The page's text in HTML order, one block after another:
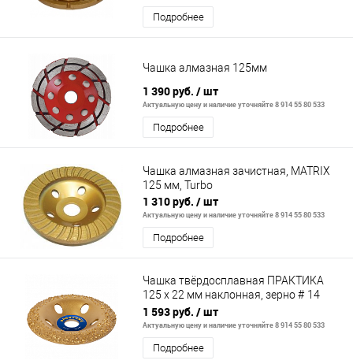
Подробнее
Чашка алмазная 125мм
1 390 руб. / шт
Актуальную цену и наличие уточняйте 8 914 55 80 533
Подробнее
Чашка алмазная зачистная, MATRIX
125 мм, Turbo
1 310 руб. / шт
Актуальную цену и наличие уточняйте 8 914 55 80 533
Подробнее
Чашка твёрдосплавная ПРАКТИКА
125 х 22 мм наклонная, зерно # 14
среднее
1 593 руб. / шт
Актуальную цену и наличие уточняйте 8 914 55 80 533
Подробнее